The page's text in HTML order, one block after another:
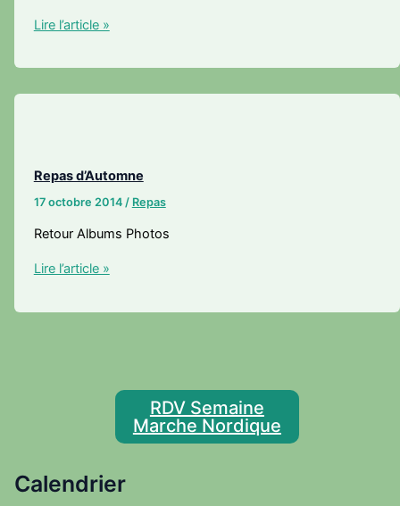
RDV Semaine
Marche Nordique
Calendrier
Repas
Printemps
Lire l’article »
Repas d’Automne
17 octobre 2014 / Repas
Retour Albums Photos
Repas
Lire l’article »